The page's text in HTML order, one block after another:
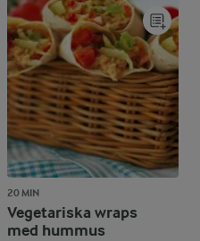
20 MIN
Vegetariska wraps
med hummus